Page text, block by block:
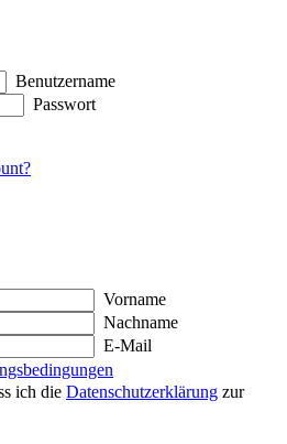
Benutzername
Passwort
Vorname
Nachname
E-Mail
ich die Datenschutzerklärung zur